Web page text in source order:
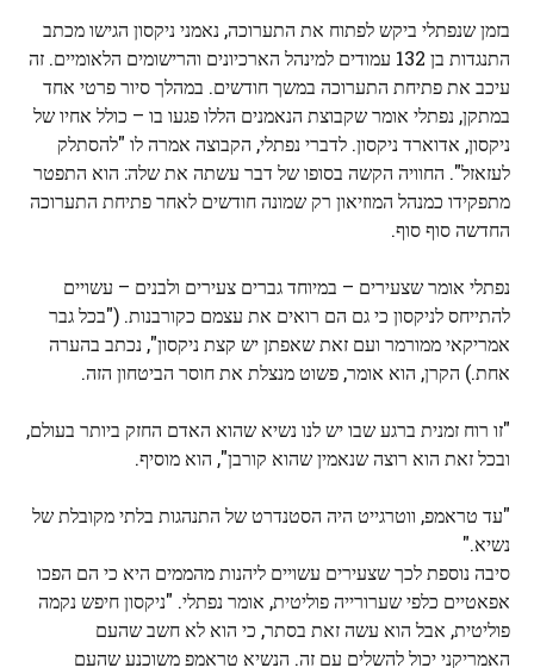
בזמן שנפתלי ביקש לפתוח את התערוכה, נאמני ניקסון הגישו מכתב
התנגדות בן 132 עמודים למינהל הארכיונים והרישומים הלאומיים. זה
עיכב את פתיחת התערוכה במשך חודשים. במהלך סיור פרטי אחד
במתקן, נפתלי אומר שקבוצת הנאמנים הללו פגעו בו – כולל אחיו של
ניקסון, אדוארד ניקסון. לדברי נפתלי, הקבוצה אמרה לו "להסתלק
לעזאזל". החוויה הקשה בסופו של דבר עשתה את שלה: הוא התפטר
מתפקידו כמנהל המוזיאון רק שמונה חודשים לאחר פתיחת התערוכה
החדשה סוף סוף.
נפתלי אומר שצעירים – במיוחד גברים צעירים ולבנים – עשויים
להתייחס לניקסון כי גם הם רואים את עצמם כקורבנות. ("בכל גבר
אמריקאי ממורמר ועם זאת שאפתן יש קצת ניקסון", נכתב בהערה
אחת.) הקרן, הוא אומר, פשוט מנצלת את חוסר הביטחון הזה.
"זו רוח זמנית ברגע שבו יש לנו נשיא שהוא האדם החזק ביותר בעולם,
ובכל זאת הוא רוצה שנאמין שהוא קורבן", הוא מוסיף.
"עד טראמפ, ווטרגייט היה הסטנדרט של התנהגות בלתי מקובלת של
נשיא."
סיבה נוספת לכך שצעירים עשויים ליהנות מהממים היא כי הם הפכו
אפאטיים כלפי שערורייה פוליטית, אומר נפתלי. "ניקסון חיפש נקמה
פוליטית, אבל הוא עשה זאת בסתר, כי הוא לא חשב שהעם
האמריקני יכול להשלים עם זה. הנשיא טראמפ משוכנע שהעם